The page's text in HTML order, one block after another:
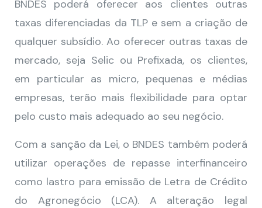
BNDES poderá oferecer aos clientes outras
taxas diferenciadas da TLP e sem a criação de
qualquer subsídio. Ao oferecer outras taxas de
mercado, seja Selic ou Prefixada, os clientes,
em particular as micro, pequenas e médias
empresas, terão mais flexibilidade para optar
pelo custo mais adequado ao seu negócio.
Com a sanção da Lei, o BNDES também poderá
utilizar operações de repasse interfinanceiro
como lastro para emissão de Letra de Crédito
do Agronegócio (LCA). A alteração legal